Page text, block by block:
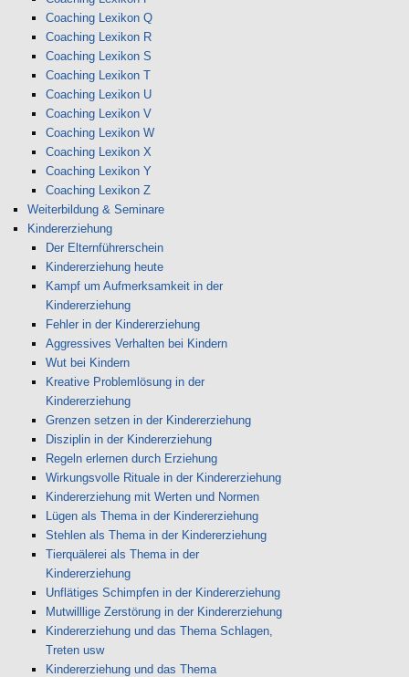
Coaching Lexikon Q
Coaching Lexikon R
Coaching Lexikon S
Coaching Lexikon T
Coaching Lexikon U
Coaching Lexikon V
Coaching Lexikon W
Coaching Lexikon X
Coaching Lexikon Y
Coaching Lexikon Z
Weiterbildung & Seminare
Kindererziehung
Der Elternführerschein
Kindererziehung heute
Kampf um Aufmerksamkeit in der
Kindererziehung
Fehler in der Kindererziehung
Aggressives Verhalten bei Kindern
Wut bei Kindern
Kreative Problemlösung in der
Kindererziehung
Grenzen setzen in der Kindererziehung
Disziplin in der Kindererziehung
Regeln erlernen durch Erziehung
Wirkungsvolle Rituale in der Kindererziehung
Kindererziehung mit Werten und Normen
Lügen als Thema in der Kindererziehung
Stehlen als Thema in der Kindererziehung
Tierquälerei als Thema in der
Kindererziehung
Unflätiges Schimpfen in der Kindererziehung
Mutwilllige Zerstörung in der Kindererziehung
Kindererziehung und das Thema Schlagen,
Treten usw
Kindererziehung und das Thema